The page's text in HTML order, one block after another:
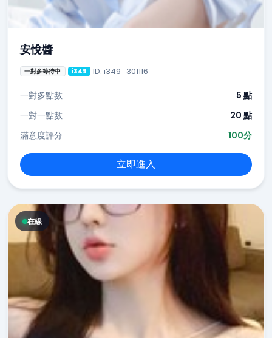
安悅醬
一對多等待中 i349 ID: i349_301116
一對多點數
5 點
一對一點數
20 點
滿意度評分
100分
立即進入
在線